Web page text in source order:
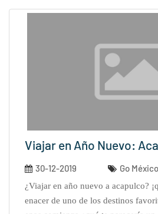
Viajar en Año Nuevo:
30-12-2019 Go
¿viajar en año nuevo a acapulco? ¡qué grandiosa idea! el r
enacer de uno de los destinos